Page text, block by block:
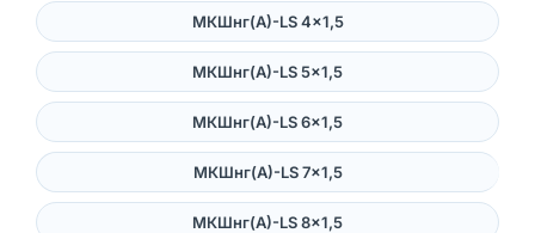
МКШнг(А)-LS 4×1,5
МКШнг(А)-LS 5×1,5
МКШнг(А)-LS 6×1,5
МКШнг(А)-LS 7×1,5
МКШнг(А)-LS 8×1,5